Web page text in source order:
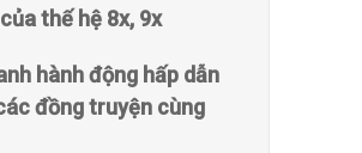
thế hệ 8x, 9x
hành động hấp dẫn
đồng truyện cùng